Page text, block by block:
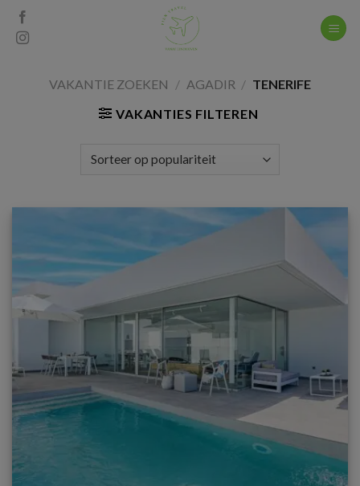
Skip
content
VAKANTIE ZOEKEN / AGADIR / TENERIFE
VAKANTIES FILTEREN